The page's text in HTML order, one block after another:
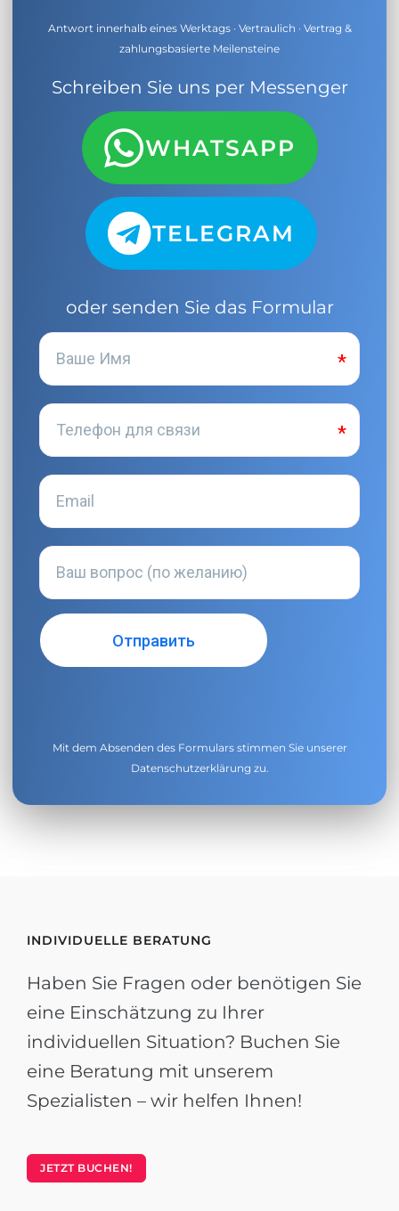
Antwort innerhalb eines Werktags · Vertraulich · Vertrag &
zahlungsbasierte Meilensteine
Schreiben Sie uns per Messenger
WHATSAPP
TELEGRAM
oder senden Sie das Formular
Mit dem Absenden des Formulars stimmen Sie unserer
Datenschutzerklärung zu.
INDIVIDUELLE BERATUNG
Haben Sie Fragen oder benötigen Sie
eine Einschätzung zu Ihrer
individuellen Situation? Buchen Sie
eine Beratung mit unserem
Spezialisten – wir helfen Ihnen!
JETZT BUCHEN!